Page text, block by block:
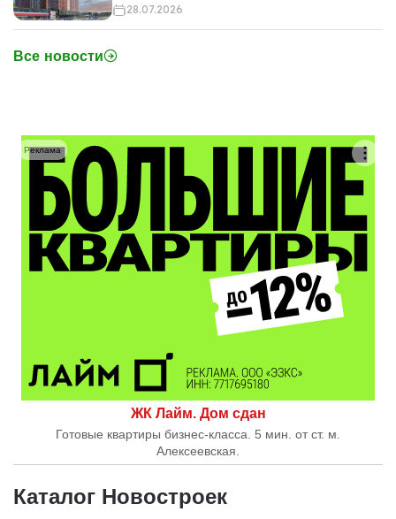
28.07.2026
Все новости
ЖК Лайм. Дом сдан
Готовые квартиры бизнес-класса. 5 мин. от ст. м.
Алексеевская.
Реклама
Каталог Новостроек